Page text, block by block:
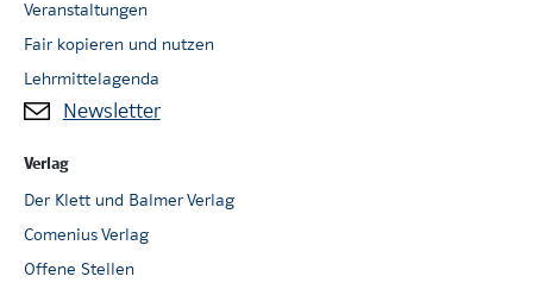
Veranstaltungen
Fair kopieren und nutzen
Lehrmittelagenda
Newsletter
Verlag
Der Klett und Balmer Verlag
Comenius Verlag
Offene Stellen